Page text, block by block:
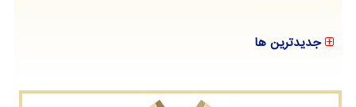
جدیدترین ها